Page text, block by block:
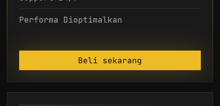
Performa Dioptimalkan
Beli sekarang